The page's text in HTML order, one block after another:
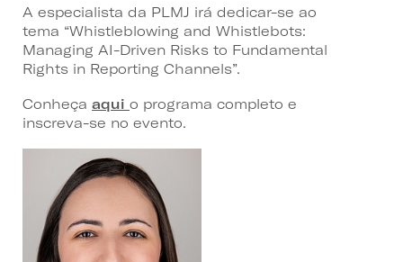
A especialista da PLMJ irá dedicar-se ao
tema “Whistleblowing and Whistlebots:
Managing AI-Driven Risks to Fundamental
Rights in Reporting Channels”.
Conheça aqui o programa completo e
inscreva-se no evento.